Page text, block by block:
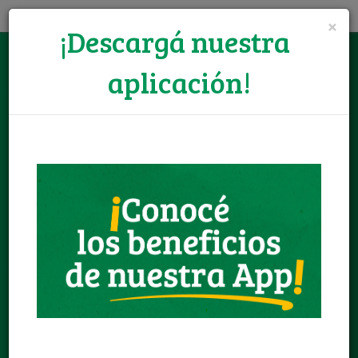
Ofertas
Llamanos:
+595 986 737 100
Envianos un email:
consultas@sendit.com.py
×
¡Descargá nuestra
aplicación!